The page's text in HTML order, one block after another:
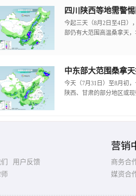
今起三天（8月2日至4日）
部仍有大范围高温桑拿天
中东部大范围桑拿
今天（7月31日）至8月初
陕西、甘肃的部分地区或
用户反馈
营销
商务合
媒资合